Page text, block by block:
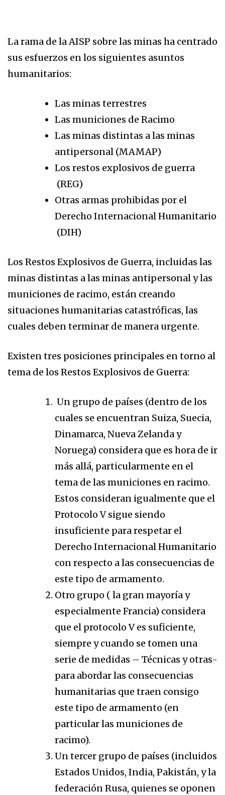
La rama de la AISP sobre las minas ha centrado
sus esfuerzos en los siguientes asuntos
humanitarios:
Las minas terrestres
Las municiones de Racimo
Las minas distintas a las minas
antipersonal (MAMAP)
Los restos explosivos de guerra
(REG)
Otras armas prohibidas por el
Derecho Internacional Humanitario
(DIH)
Los Restos Explosivos de Guerra, incluidas las
minas distintas a las minas antipersonal y las
municiones de racimo, están creando
situaciones humanitarias catastróficas, las
cuales deben terminar de manera urgente.
Existen tres posiciones principales en torno al
tema de los Restos Explosivos de Guerra:
Un grupo de países (dentro de los
cuales se encuentran Suiza, Suecia,
Dinamarca, Nueva Zelanda y
Noruega) considera que es hora de ir
más allá, particularmente en el
tema de las municiones en racimo.
Estos consideran igualmente que el
Protocolo V sigue siendo
insuficiente para respetar el
Derecho Internacional Humanitario
con respecto a las consecuencias de
este tipo de armamento.
Otro grupo ( la gran mayoría y
especialmente Francia) considera
que el protocolo V es suficiente,
siempre y cuando se tomen una
serie de medidas – Técnicas y otras-
para abordar las consecuencias
humanitarias que traen consigo
este tipo de armamento (en
particular las municiones de
racimo).
Un tercer grupo de países (incluidos
Estados Unidos, India, Pakistán, y la
federación Rusa, quienes se oponen